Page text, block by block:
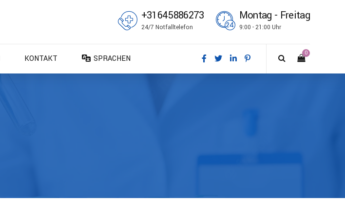
+31645886273
24/7 Notfalltelefon
Montag - Freitag
9:00 - 21:00 Uhr
0
KONTAKT
SPRACHEN